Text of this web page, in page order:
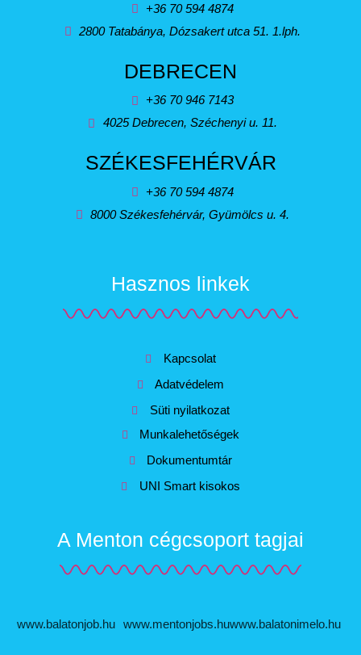
+36 70 594 4874
2800 Tatabánya, Dózsakert utca 51. 1.lph.
DEBRECEN
+36 70 946 7143
4025 Debrecen, Széchenyi u. 11.
SZÉKESFEHÉRVÁR
+36 70 594 4874
8000 Székesfehérvár, Gyümölcs u. 4.
A Menton cégcsoport tagjai
www.balatonjob.hu www.mentonjobs.huwww.balatonimelo.hu
Hasznos linkek
Kapcsolat
Adatvédelem
Süti nyilatkozat
Munkalehetőségek
Dokumentumtár
UNI Smart kisokos